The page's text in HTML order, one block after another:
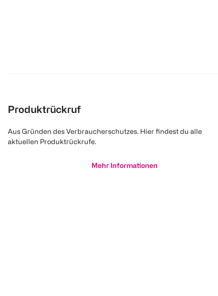
Produktrückruf
Aus Gründen des Verbraucherschutzes. Hier findest du alle
aktuellen Produktrückrufe.
Mehr Informationen